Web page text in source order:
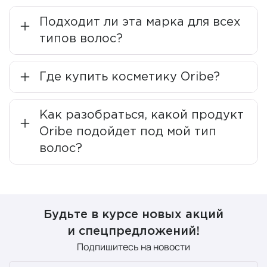
На сегодняшний день продукты компании сочетают в
себе современные формулы, которые работают на
красоту ваших волос, и потрясающие упаковки,
разработанные лучшими мировыми дизайнерами.
Увидев один раз продукцию бренда, вы просто не
сможете устоять.
За 30 лет работы в косметической индустрии компания
выпустила на рынок более 200 продуктов,
соответствующих самым высоким стандартам,
удовлетворяющих требования самых разборчивых
клиентов.
основные продукты для
ухода за волосами Oribe
Подходит ли эта марка для всех
типов волос?
Где купить косметику Oribe?
Как разобраться, какой продукт
Oribe подойдет под мой тип
волос?
Будьте в курсе новых акций
и спецпредложений!
Подпишитесь на новости